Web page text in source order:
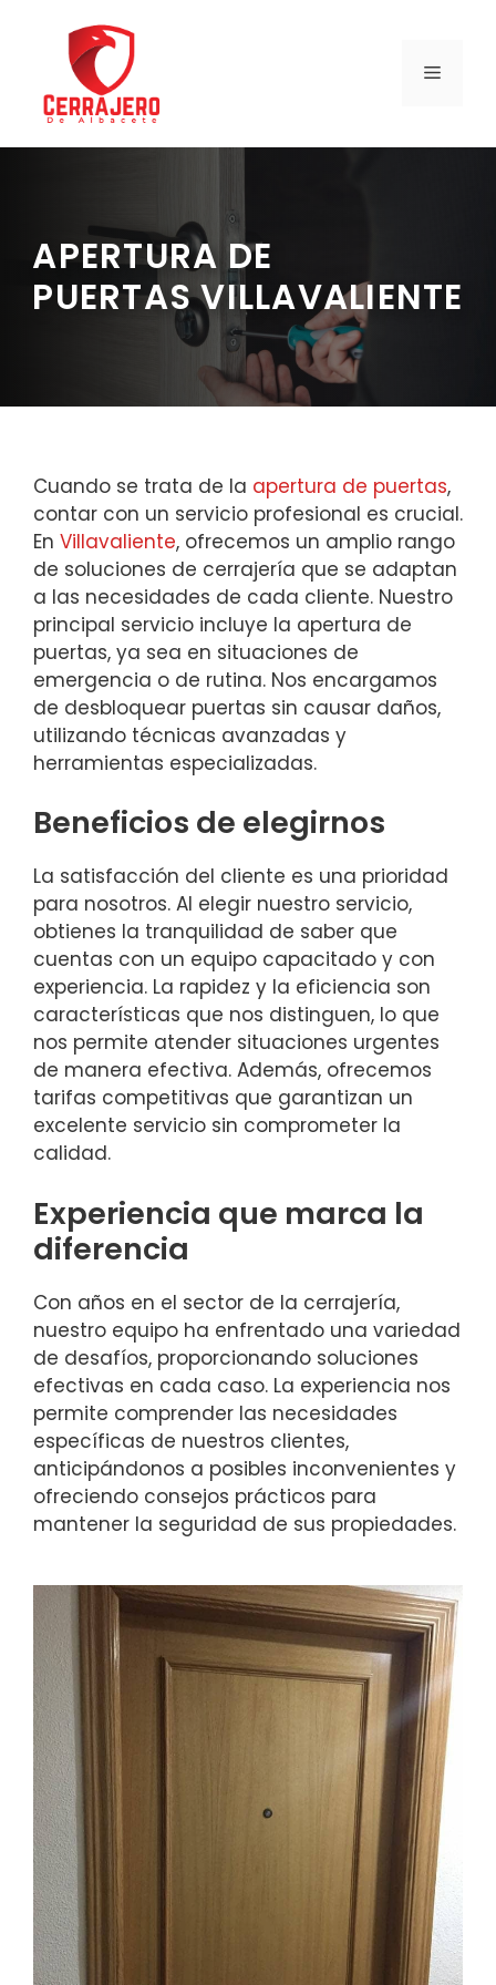
contenido
MENÚ
APERTURA DE
PUERTAS VILLAVALIENTE
Cuando se trata de la apertura de puertas,
contar con un servicio profesional es crucial.
En Villavaliente, ofrecemos un amplio rango
de soluciones de cerrajería que se adaptan
a las necesidades de cada cliente. Nuestro
principal servicio incluye la apertura de
puertas, ya sea en situaciones de
emergencia o de rutina. Nos encargamos
de desbloquear puertas sin causar daños,
utilizando técnicas avanzadas y
herramientas especializadas.
Beneficios de elegirnos
La satisfacción del cliente es una prioridad
para nosotros. Al elegir nuestro servicio,
obtienes la tranquilidad de saber que
cuentas con un equipo capacitado y con
experiencia. La rapidez y la eficiencia son
características que nos distinguen, lo que
nos permite atender situaciones urgentes
de manera efectiva. Además, ofrecemos
tarifas competitivas que garantizan un
excelente servicio sin comprometer la
calidad.
Experiencia que marca la
diferencia
Con años en el sector de la cerrajería,
nuestro equipo ha enfrentado una variedad
de desafíos, proporcionando soluciones
efectivas en cada caso. La experiencia nos
permite comprender las necesidades
específicas de nuestros clientes,
anticipándonos a posibles inconvenientes y
ofreciendo consejos prácticos para
mantener la seguridad de sus propiedades.